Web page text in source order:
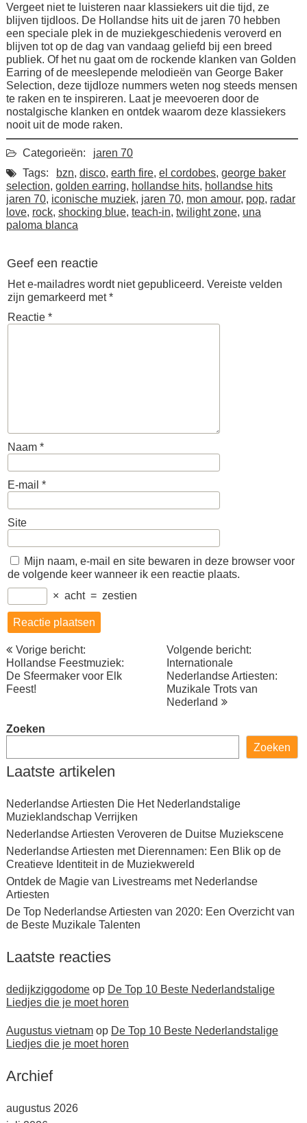
Vergeet niet te luisteren naar klassiekers uit die tijd, ze
blijven tijdloos. De Hollandse hits uit de jaren 70 hebben
een speciale plek in de muziekgeschiedenis veroverd en
blijven tot op de dag van vandaag geliefd bij een breed
publiek. Of het nu gaat om de rockende klanken van Golden
Earring of de meeslepende melodieën van George Baker
Selection, deze tijdloze nummers weten nog steeds mensen
te raken en te inspireren. Laat je meevoeren door de
nostalgische klanken en ontdek waarom deze klassiekers
nooit uit de mode raken.
Categorieën:
jaren 70
Tags:
bzn, disco, earth fire, el cordobes, george baker
selection, golden earring, hollandse hits, hollandse hits
jaren 70, iconische muziek, jaren 70, mon amour, pop, radar
love, rock, shocking blue, teach-in, twilight zone, una
paloma blanca
Geef een reactie
Het e-mailadres wordt niet gepubliceerd. Vereiste velden
zijn gemarkeerd met*
Reactie *
Naam *
E-mail *
Site
Mijn naam, e-mail en site bewaren in deze browser voor
de volgende keer wanneer ik een reactie plaats.
× acht = zestien
Berichtnavigatie
Vorige bericht:
Hollandse Feestmuziek:
De Sfeermaker voor Elk
Feest!
Volgende bericht:
Internationale
Nederlandse Artiesten:
Muzikale Trots van
Nederland
Zoeken
Zoeken
Laatste artikelen
Nederlandse Artiesten Die Het Nederlandstalige
Muzieklandschap Verrijken
Nederlandse Artiesten Veroveren de Duitse Muziekscene
Nederlandse Artiesten met Dierennamen: Een Blik op de
Creatieve Identiteit in de Muziekwereld
Ontdek de Magie van Livestreams met Nederlandse
Artiesten
De Top Nederlandse Artiesten van 2020: Een Overzicht van
de Beste Muzikale Talenten
Laatste reacties
dedijkziggodomeop De Top 10 Beste Nederlandstalige
Liedjes die je moet horen
Augustus vietnamop De Top 10 Beste Nederlandstalige
Liedjes die je moet horen
Archief
augustus 2026